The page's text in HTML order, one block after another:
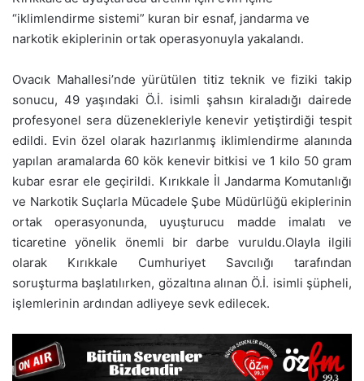
“iklimlendirme sistemi” kuran bir esnaf, jandarma ve
narkotik ekiplerinin ortak operasyonuyla yakalandı.
Ovacık Mahallesi’nde yürütülen titiz teknik ve fiziki takip
sonucu, 49 yaşındaki Ö.İ. isimli şahsın kiraladığı dairede
profesyonel sera düzenekleriyle kenevir yetiştirdiği tespit
edildi. Evin özel olarak hazırlanmış iklimlendirme alanında
yapılan aramalarda 60 kök kenevir bitkisi ve 1 kilo 50 gram
kubar esrar ele geçirildi. Kırıkkale İl Jandarma Komutanlığı
ve Narkotik Suçlarla Mücadele Şube Müdürlüğü ekiplerinin
ortak operasyonunda, uyuşturucu madde imalatı ve
ticaretine yönelik önemli bir darbe vuruldu.Olayla ilgili
olarak Kırıkkale Cumhuriyet Savcılığı tarafından
soruşturma başlatılırken, gözaltına alınan Ö.İ. isimli şüpheli,
işlemlerinin ardından adliyeye sevk edilecek.